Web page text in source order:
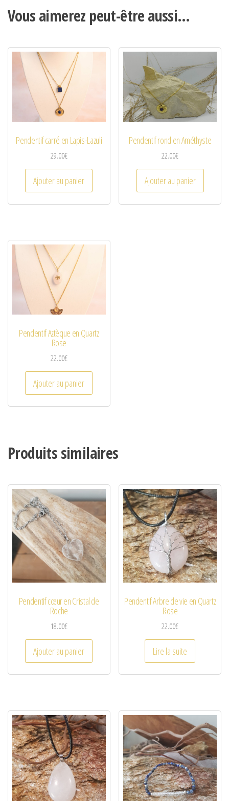
Vous aimerez peut-être aussi…
Pendentif carré en Lapis-Lazuli
29.00€
Ajouter au panier
Pendentif rond en Améthyste
22.00€
Ajouter au panier
Pendentif Aztèque en Quartz
Rose
22.00€
Ajouter au panier
Produits similaires
Pendentif cœur en Cristal de
Roche
18.00€
Ajouter au panier
Pendentif Arbre de vie en Quartz
Rose
22.00€
Lire la suite